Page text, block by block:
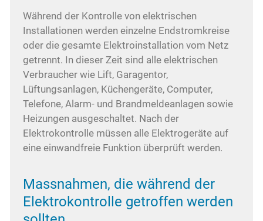
Während der Kontrolle von elektrischen
Installationen werden einzelne Endstromkreise
oder die gesamte Elektroinstallation vom Netz
getrennt. In dieser Zeit sind alle elektrischen
Verbraucher wie Lift, Garagentor,
Lüftungsanlagen, Küchengeräte, Computer,
Telefone, Alarm- und Brandmeldeanlagen sowie
Heizungen ausgeschaltet. Nach der
Elektrokontrolle müssen alle Elektrogeräte auf
eine einwandfreie Funktion überprüft werden.
Massnahmen, die während der
Elektrokontrolle getroffen werden